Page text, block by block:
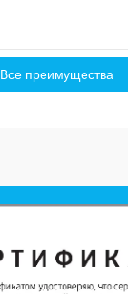
Все преимущества